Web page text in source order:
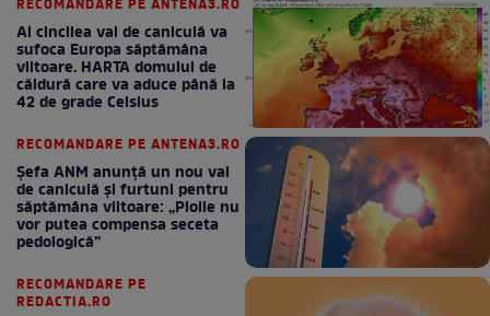
RECOMANDARE PE ANTENA3.RO
Al cincilea val de caniculă va
sufoca Europa săptămâna
viitoare. HARTA domului de
căldură care va aduce până la
42 de grade Celsius
RECOMANDARE PE ANTENA3.RO
Șefa ANM anunță un nou val
de caniculă și furtuni pentru
săptămâna viitoare: „Ploile nu
vor putea compensa seceta
pedologică”
RECOMANDARE PE
REDACTIA.RO